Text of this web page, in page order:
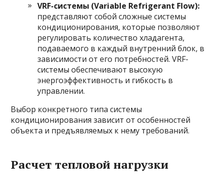
VRF-системы (Variable Refrigerant Flow):
представляют собой сложные системы
кондиционирования, которые позволяют
регулировать количество хладагента,
подаваемого в каждый внутренний блок, в
зависимости от его потребностей. VRF-
системы обеспечивают высокую
энергоэффективность и гибкость в
управлении.
Выбор конкретного типа системы
кондиционирования зависит от особенностей
объекта и предъявляемых к нему требований.
Расчет тепловой нагрузки